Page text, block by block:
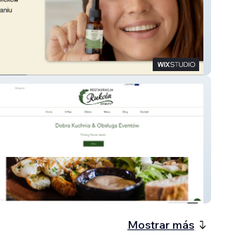
Rukola
Mostrar más